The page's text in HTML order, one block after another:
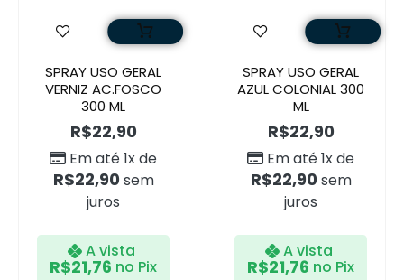
SPRAY USO GERAL
VERNIZ AC.FOSCO
300 ML
R$22,90
Em até 1x de
R$22,90 sem
juros
A vista
R$21,76 no Pix
SPRAY USO GERAL
AZUL COLONIAL 300
ML
R$22,90
Em até 1x de
R$22,90 sem
juros
A vista
R$21,76 no Pix